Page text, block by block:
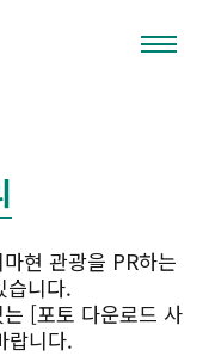
현 관광을 PR하는
습니다.
[포토 다운로드 사
랍니다.